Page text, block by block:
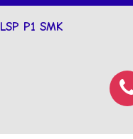
LSP P1 SMK